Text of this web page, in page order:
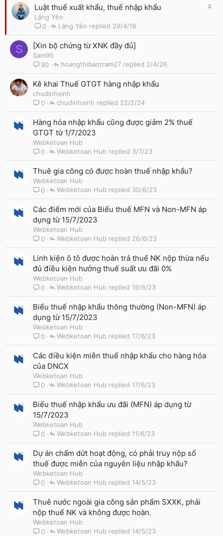
m
Luật thuế xuất khẩu, thuế nhập khẩu
Lặng Yên
0
29/4/16
Lặng Yên
S [Xin bộ chứng từ XNK đầy đủ]
Sam95
90
2/4/26
hoangthibaotram27
Kê khai Thuế GTGT hàng nhập khẩu
chudinhxinh
0
22/2/24
chudinhxinh
Hàng hóa nhập khẩu cũng được giảm 2% thuế
GTGT từ 1/7/2023
Webketoan Hub
0
3/7/23
Webketoan Hub
Thuê gia công có được hoàn thuế nhập khẩu?
Webketoan Hub
0
30/6/23
Webketoan Hub
Các điểm mới của Biểu thuế MFN và Non-MFN áp
dụng từ 15/7/2023
Webketoan Hub
0
26/6/23
Webketoan Hub
Linh kiện ô tô được hoàn trả thuế NK nộp thừa nếu
đủ điều kiện hưởng thuế suất ưu đãi 0%
Webketoan Hub
0
19/6/23
Webketoan Hub
Biểu thuế nhập khẩu thông thường (Non-MFN) áp
dụng từ 15/7/2023
Webketoan Hub
0
17/6/23
Webketoan Hub
Các điều kiện miễn thuế nhập khẩu cho hàng hóa
của DNCX
Webketoan Hub
0
17/6/23
Webketoan Hub
Biểu thuế nhập khẩu ưu đãi (MFN) áp dụng từ
15/7/2023
Webketoan Hub
0
11/6/23
Webketoan Hub
Dự án chấm dứt hoạt động, có phải truy nộp số
thuế được miễn của nguyên liệu nhập khẩu?
Webketoan Hub
0
14/5/23
Webketoan Hub
Thuê nước ngoài gia công sản phẩm SXXK, phải
nộp thuế NK và không được hoàn.
Webketoan Hub
0
14/5/23
Webketoan Hub